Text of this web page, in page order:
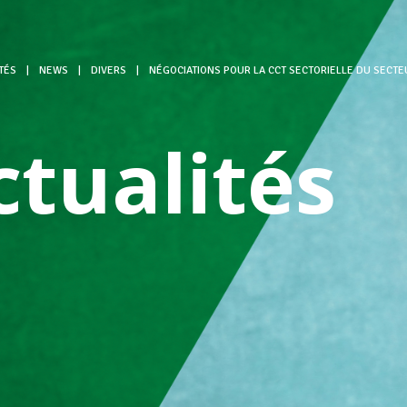
NEWS DIVERS NÉGOCIATIONS POUR LA CCT SECTORIELLE DU